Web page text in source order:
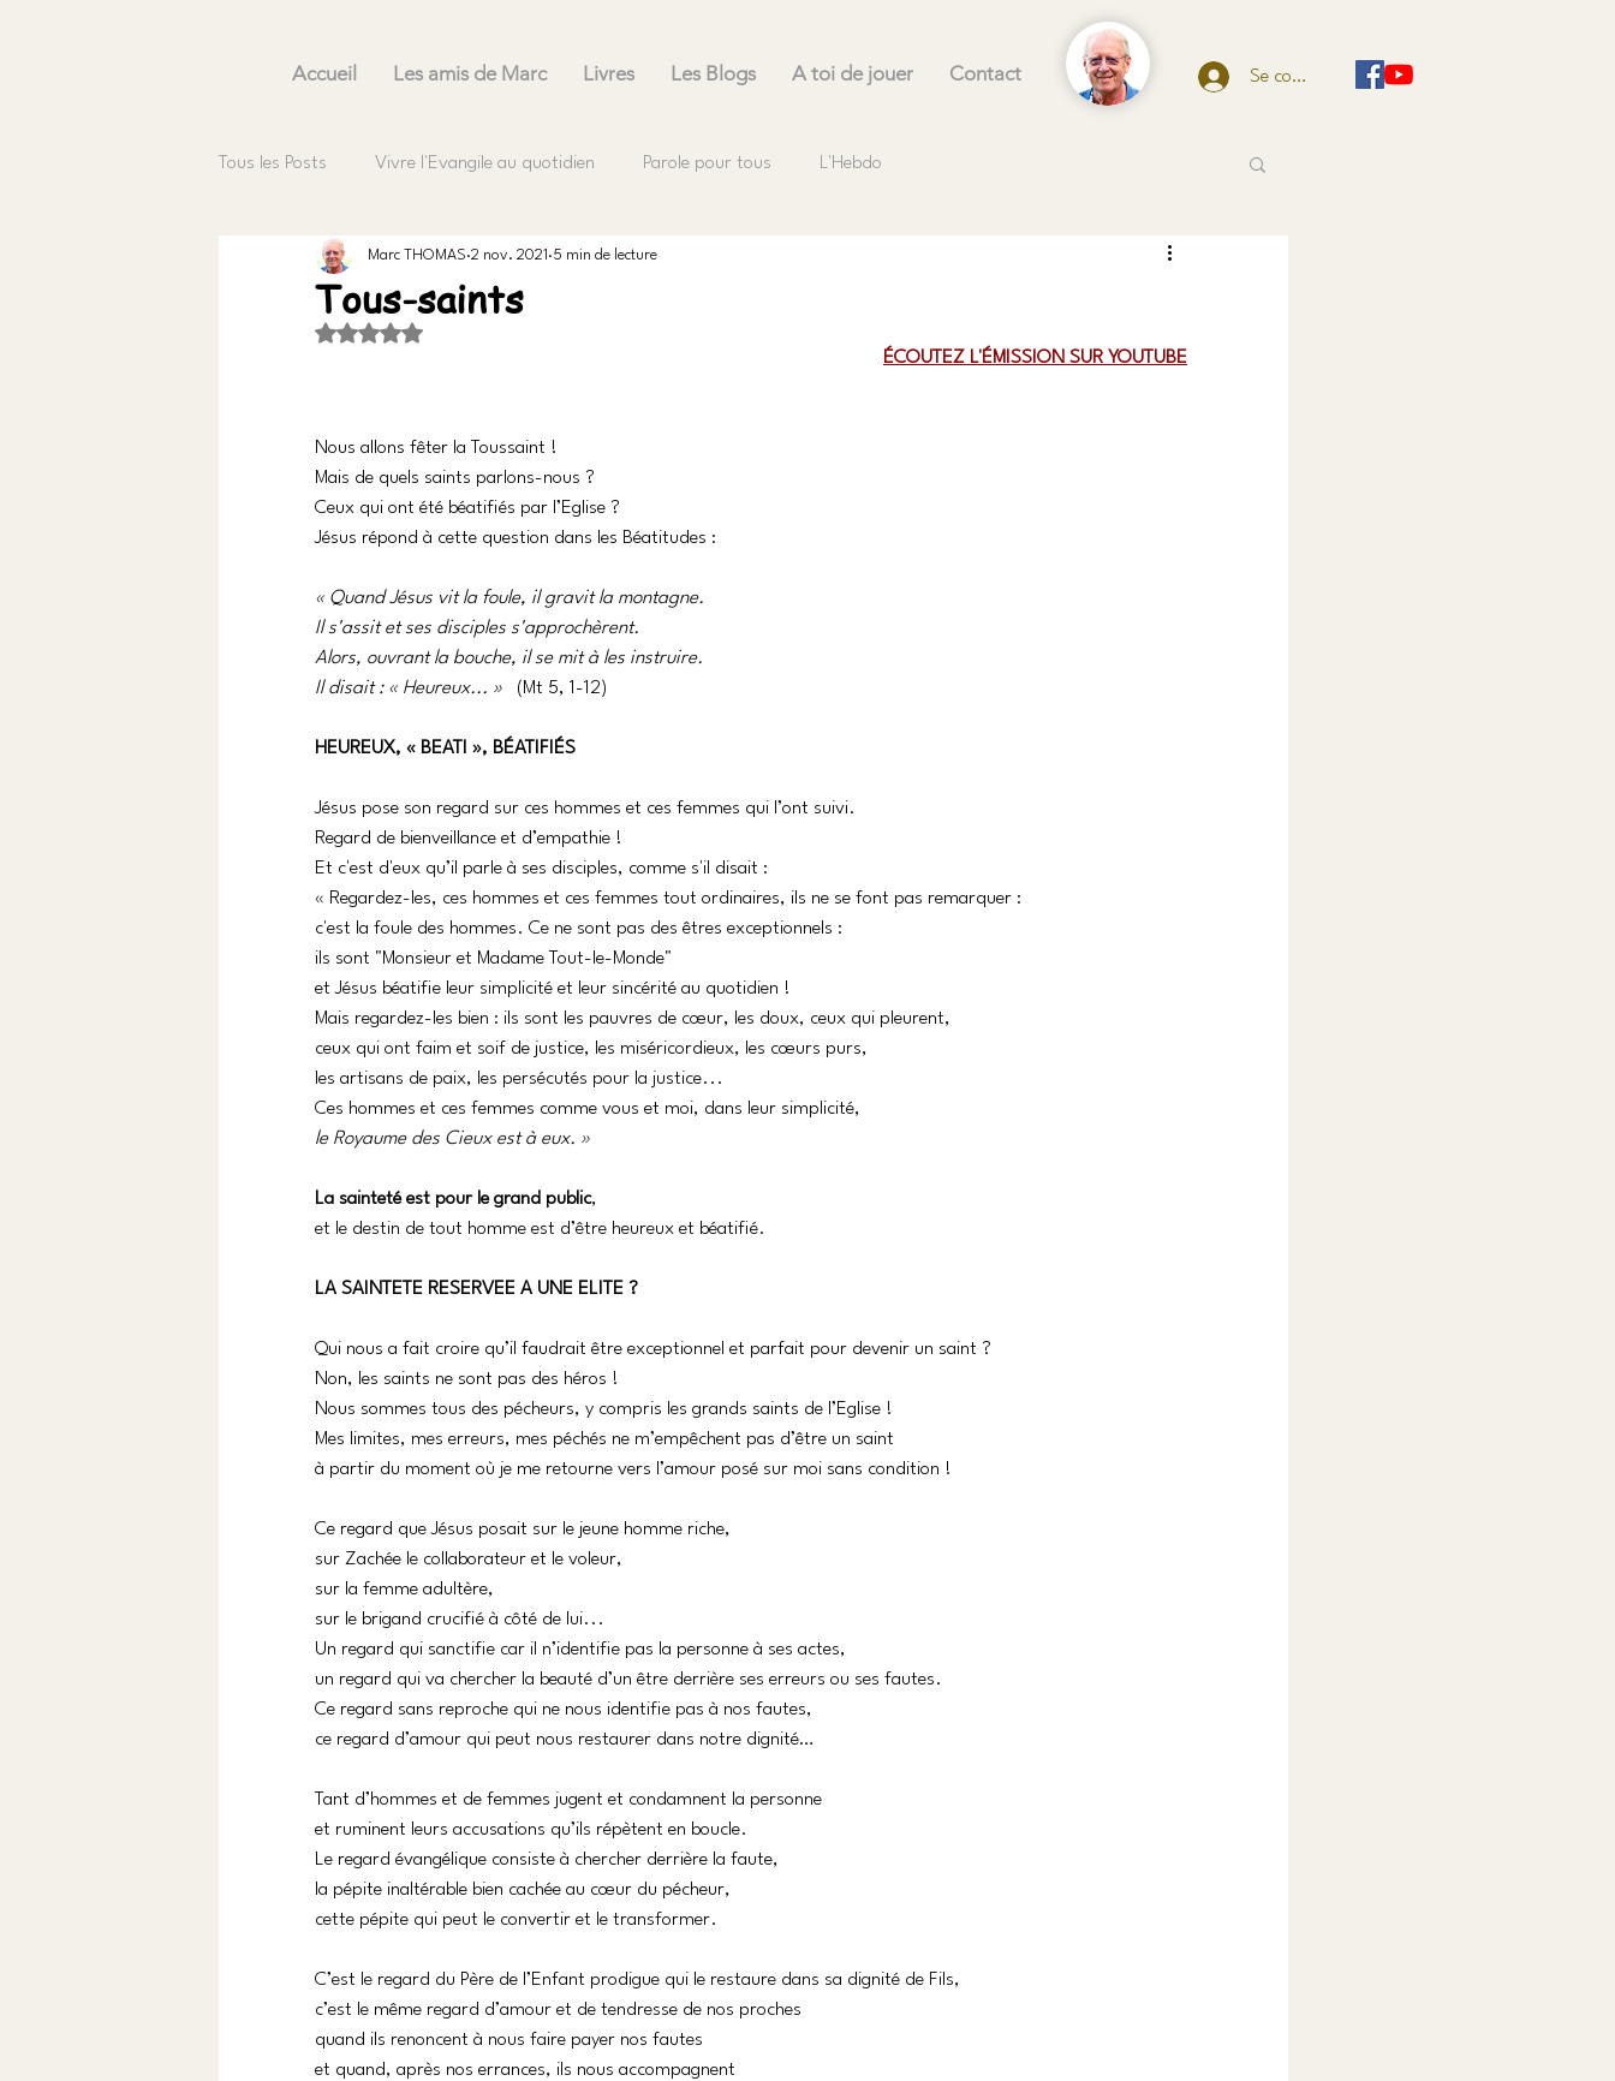
Accueil Les amis de Marc Livres Les Blogs A toi de jouer Contact Se connecter
Tous les Posts Vivre l'Evangile au quotidien Parole pour tous L'Hebdo
Tous-saints
Marc THOMAS 2 nov. 2021 5 min de lecture
Noté NaN étoiles sur 5.
ÉCOUTEZ L'ÉMISSION SUR YOUTUBE
Nous allons fêter la Toussaint !
Mais de quels saints parlons-nous ?
Ceux qui ont été béatifiés par l’Eglise ?
Jésus répond à cette question dans les Béatitudes :
« Quand Jésus vit la foule, il gravit la montagne.
Il s'assit et ses disciples s'approchèrent.
Alors, ouvrant la bouche, il se mit à les instruire.
Il disait : « Heureux... »
(Mt 5, 1-12)
HEUREUX, « BEATI », BÉATIFIÉS
Jésus pose son regard sur ces hommes et ces femmes qui l’ont suivi.
Regard de bienveillance et d’empathie !
Et c'est d'eux qu’il parle à ses disciples, comme s'il disait :
« Regardez-les, ces hommes et ces femmes tout ordinaires, ils ne se font pas remarquer :
c'est la foule des hommes. Ce ne sont pas des êtres exceptionnels :
ils sont "Monsieur et Madame Tout-le-Monde"
et Jésus béatifie leur simplicité et leur sincérité au quotidien !
Mais regardez-les bien : ils sont les pauvres de cœur, les doux, ceux qui pleurent,
ceux qui ont faim et soif de justice, les miséricordieux, les cœurs purs,
les artisans de paix, les persécutés pour la justice...
Ces hommes et ces femmes comme vous et moi, dans leur simplicité,
le Royaume des Cieux est à eux. »
La sainteté est pour le grand public,
et le destin de tout homme est d’être heureux et béatifié.
LA SAINTETE RESERVEE A UNE ELITE ?
Qui nous a fait croire qu’il faudrait être exceptionnel et parfait pour devenir un saint ?
Non, les saints ne sont pas des héros !
Nous sommes tous des pécheurs, y compris les grands saints de l’Eglise !
Mes limites, mes erreurs, mes péchés ne m’empêchent pas d’être un saint
à partir du moment où je me retourne vers l’amour posé sur moi sans condition !
Ce regard que Jésus posait sur le jeune homme riche,
sur Zachée le collaborateur et le voleur,
sur la femme adultère,
sur le brigand crucifié à côté de lui...
Un regard qui sanctifie car il n’identifie pas la personne à ses actes,
un regard qui va chercher la beauté d’un être derrière ses erreurs ou ses fautes.
Ce regard sans reproche qui ne nous identifie pas à nos fautes,
ce regard d’amour qui peut nous restaurer dans notre dignité…
Tant d’hommes et de femmes jugent et condamnent la personne
et ruminent leurs accusations qu’ils répètent en boucle.
Le regard évangélique consiste à chercher derrière la faute,
la pépite inaltérable bien cachée au cœur du pécheur,
cette pépite qui peut le convertir et le transformer.
C’est le regard du Père de l’Enfant prodigue qui le restaure dans sa dignité de Fils,
c’est le même regard d’amour et de tendresse de nos proches
quand ils renoncent à nous faire payer nos fautes
et quand, après nos errances, ils nous accompagnent